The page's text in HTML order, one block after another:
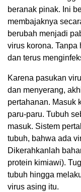
beranak pinak. Ini
membajaknya
berubah menjadi
virus korona. Tanpa
dan terus
Karena pasukan
dan menyerang,
pertahanan. Masuk
paru-paru. Tubuh
masuk. Sistem
tubuh, bahwa ada
Dikerahkanlah
protein kimiawi).
tubuh hingga
virus asing itu.